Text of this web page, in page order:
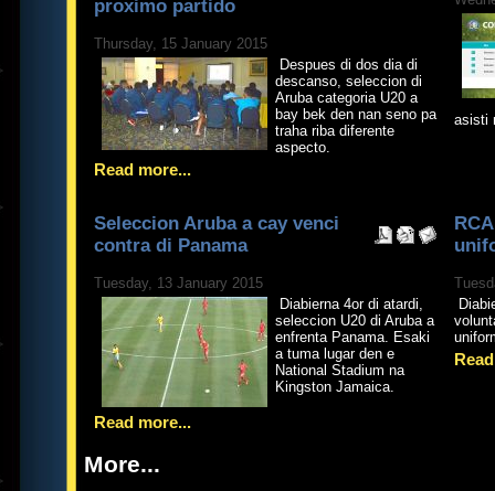
proximo partido
Thursday, 15 January 2015
Despues di dos dia di
descanso, seleccion di
Aruba categoria U20 a
bay bek den nan seno pa
traha riba diferente
aspecto.
Read more...
asisti
Seleccion Aruba a cay venci
contra di Panama
Tuesday, 13 January 2015
Diabierna 4or di atardi,
seleccion U20 di Aruba a
enfrenta Panama. Esaki
a tuma lugar den e
National Stadium na
Kingston Jamaica.
Read more...
More...